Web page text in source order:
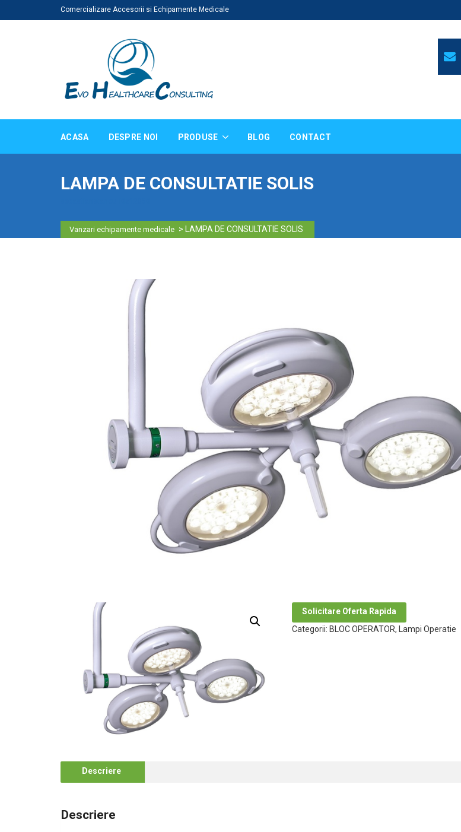
Comercializare Accesorii si Echipamente Medicale
ACASA DESPRE NOI PRODUSE BLOG CONTACT
LAMPA DE CONSULTATIE SOLIS
Vanzari echipamente medicale > LAMPA DE CONSULTATIE SOLIS
Solicitare Oferta Rapida
Categorii: BLOC OPERATOR, Lampi Operatie
Descriere
Descriere